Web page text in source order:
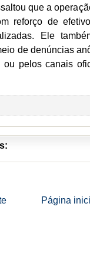
que a
reforço de
Ele
de denúncias
ou pelos canais
Página